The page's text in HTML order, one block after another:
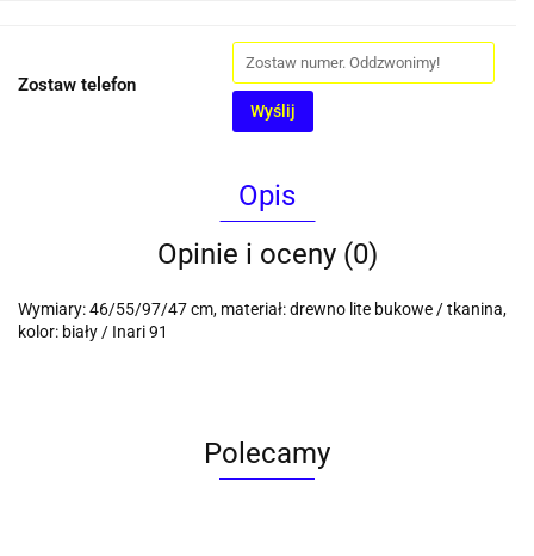
Zostaw telefon
Wyślij
Opis
Opinie i oceny (0)
Wymiary: 46/55/97/47 cm, materiał: drewno lite bukowe / tkanina,
kolor: biały / Inari 91
Polecamy